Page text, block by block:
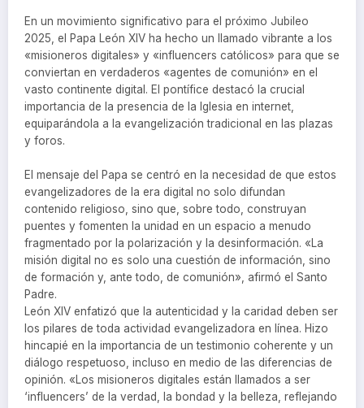
En un movimiento significativo para el próximo Jubileo
2025, el Papa León XIV ha hecho un llamado vibrante a los
«misioneros digitales» y «influencers católicos» para que se
conviertan en verdaderos «agentes de comunión» en el
vasto continente digital. El pontífice destacó la crucial
importancia de la presencia de la Iglesia en internet,
equiparándola a la evangelización tradicional en las plazas
y foros.
El mensaje del Papa se centró en la necesidad de que estos
evangelizadores de la era digital no solo difundan
contenido religioso, sino que, sobre todo, construyan
puentes y fomenten la unidad en un espacio a menudo
fragmentado por la polarización y la desinformación. «La
misión digital no es solo una cuestión de información, sino
de formación y, ante todo, de comunión», afirmó el Santo
Padre.
León XIV enfatizó que la autenticidad y la caridad deben ser
los pilares de toda actividad evangelizadora en línea. Hizo
hincapié en la importancia de un testimonio coherente y un
diálogo respetuoso, incluso en medio de las diferencias de
opinión. «Los misioneros digitales están llamados a ser
‘influencers’ de la verdad, la bondad y la belleza, reflejando